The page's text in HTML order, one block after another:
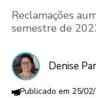
Reclamações
semestre de
Denise
25/